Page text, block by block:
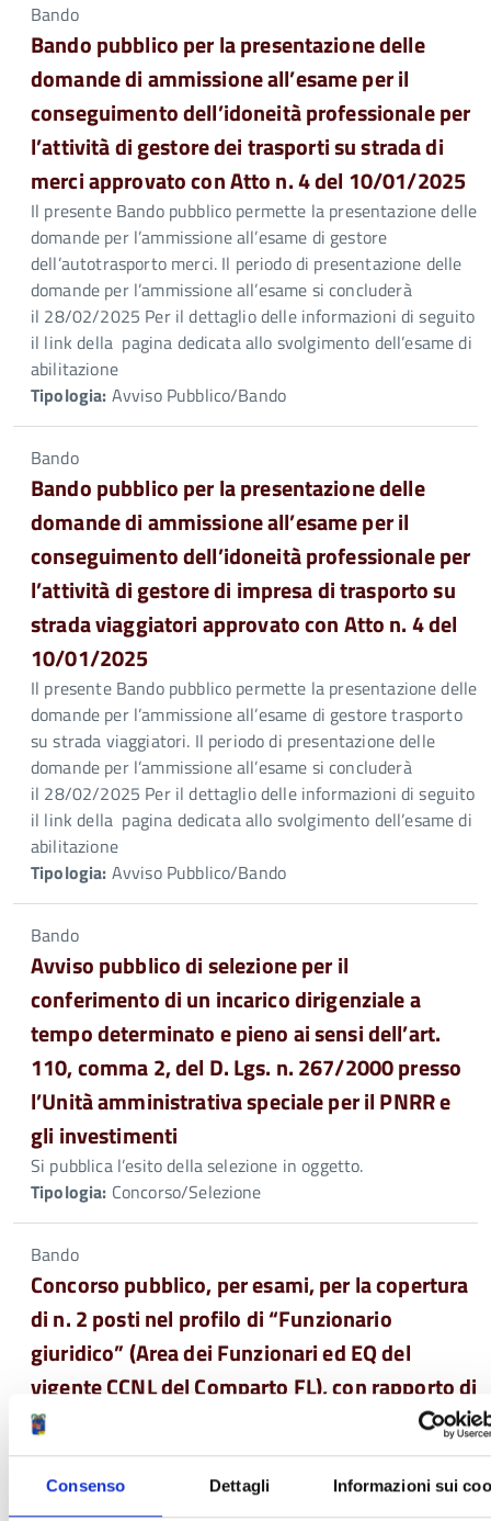
Consenso Dettagli Informazioni sui
Bando
Bando pubblico per la presentazione delle
domande di ammissione all’esame per il
conseguimento dell’idoneità professionale per
l’attività di gestore dei trasporti su strada di
merci approvato con Atto n. 4 del 10/01/2025
Il presente Bando pubblico permette la presentazione delle
domande per l’ammissione all’esame di gestore
dell’autotrasporto merci. Il periodo di presentazione delle
domande per l’ammissione all’esame si concluderà
il 28/02/2025 Per il dettaglio delle informazioni di seguito
il link della pagina dedicata allo svolgimento dell’esame di
abilitazione
Tipologia: Avviso Pubblico/Bando
Bando
Bando pubblico per la presentazione delle
domande di ammissione all’esame per il
conseguimento dell’idoneità professionale per
l’attività di gestore di impresa di trasporto su
strada viaggiatori approvato con Atto n. 4 del
10/01/2025
Il presente Bando pubblico permette la presentazione delle
domande per l’ammissione all’esame di gestore trasporto
su strada viaggiatori. Il periodo di presentazione delle
domande per l’ammissione all’esame si concluderà
il 28/02/2025 Per il dettaglio delle informazioni di seguito
il link della pagina dedicata allo svolgimento dell’esame di
abilitazione
Tipologia: Avviso Pubblico/Bando
Bando
Avviso pubblico di selezione per il
conferimento di un incarico dirigenziale a
tempo determinato e pieno ai sensi dell’art.
110, comma 2, del D. Lgs. n. 267/2000 presso
l’Unità amministrativa speciale per il PNRR e
gli investimenti
Si pubblica l’esito della selezione in oggetto.
Tipologia: Concorso/Selezione
Bando
Concorso pubblico, per esami, per la copertura
di n. 2 posti nel profilo di “Funzionario
giuridico” (Area dei Funzionari ed EQ del
vigente CCNL del Comparto FL), con rapporto di
lavoro a tempo indeterminato e pieno, con
riserva di 1 posto a favore delle Forze Armate,
da assegnare al Servizio “Affari Generali” e alla